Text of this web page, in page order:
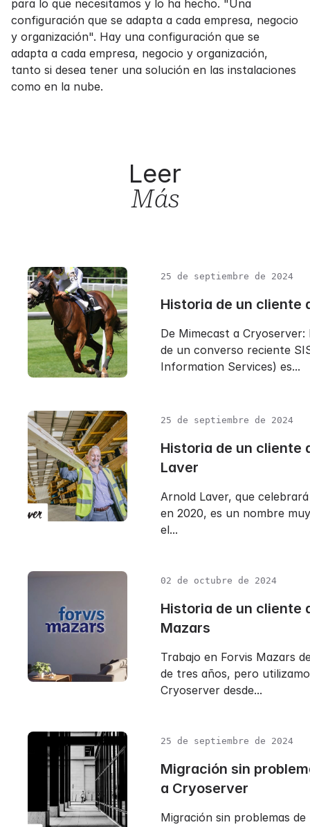
para lo que necesitamos y lo ha hecho. "Una
configuración que se adapta a cada empresa, negocio
y organización". Hay una configuración que se
adapta a cada empresa, negocio y organización,
tanto si desea tener una solución en las instalaciones
como en la nube.
Leer
Más
25 de septiembre de 2024
Historia de un cliente
De Mimecast a Cryoserver:
de un converso reciente
Information Services) es...
25 de septiembre de 2024
Historia de un cliente
Laver
Arnold Laver, que
en 2020, es un nombre
el...
02 de octubre de 2024
Historia de un cliente
Mazars
Trabajo en Forvis Mazars
de tres años, pero
Cryoserver desde...
25 de septiembre de 2024
Migración sin
a Cryoserver
Migración sin problemas de